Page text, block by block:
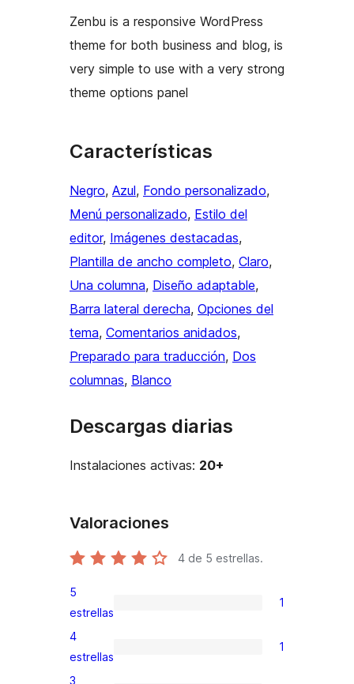
Zenbu is a responsive WordPress
theme for both business and blog, is
very simple to use with a very strong
theme options panel
Características
Negro, Azul, Fondo personalizado
Menú personalizado, Estilo del
editor, Imágenes destacadas
Plantilla de ancho completo, Claro
Una columna, Diseño adaptable
Barra lateral derecha, Opciones del
tema, Comentarios anidados
Preparado para traducción, Dos
columnas, Blanco
Descargas diarias
Instalaciones activas: 20+
Valoraciones
4 de 5 estrellas.
1
valoración
de
5
estrellas
1
1
valoración
4
estrellas
1
3